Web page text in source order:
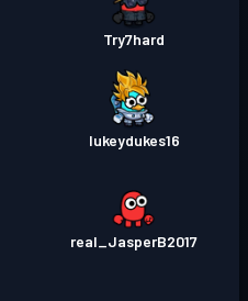
Try7hard
lukeydukes16
real_JasperB2017